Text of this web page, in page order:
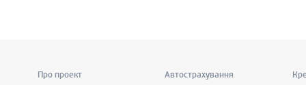
Про проект Автострахування